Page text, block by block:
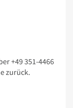
+49 351-4466
zurück.